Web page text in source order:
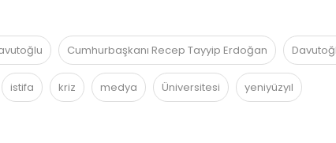
Cumhurbaşkanı Recep Tayyip Erdoğan
istifa kriz medya Üniversitesi yeniyüzyıl